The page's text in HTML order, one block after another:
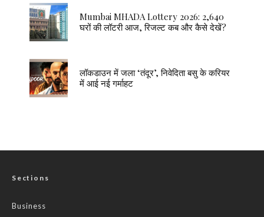
Mumbai MHADA Lottery 2026: 2,640
घरों की लॉटरी आज, रिजल्ट कब और कैसे देखें?
लॉकडाउन में जला ‘तंदूर’, निवेदिता बसु के करियर
में आई नई गर्माहट
Sections
Business